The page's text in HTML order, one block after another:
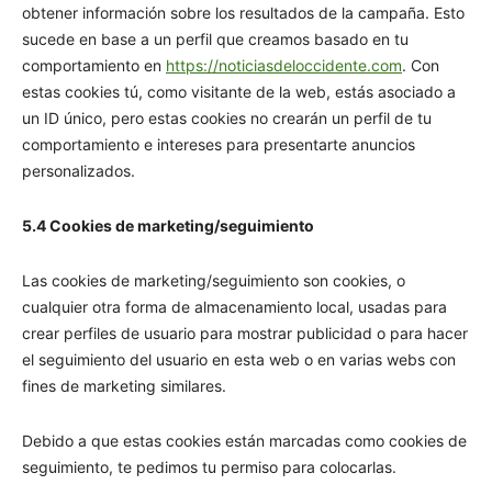
obtener información sobre los resultados de la campaña. Esto
sucede en base a un perfil que creamos basado en tu
comportamiento en https://noticiasdeloccidente.com. Con
estas cookies tú, como visitante de la web, estás asociado a
un ID único, pero estas cookies no crearán un perfil de tu
comportamiento e intereses para presentarte anuncios
personalizados.
5.4 Cookies de marketing/seguimiento
Las cookies de marketing/seguimiento son cookies, o
cualquier otra forma de almacenamiento local, usadas para
crear perfiles de usuario para mostrar publicidad o para hacer
el seguimiento del usuario en esta web o en varias webs con
fines de marketing similares.
Debido a que estas cookies están marcadas como cookies de
seguimiento, te pedimos tu permiso para colocarlas.